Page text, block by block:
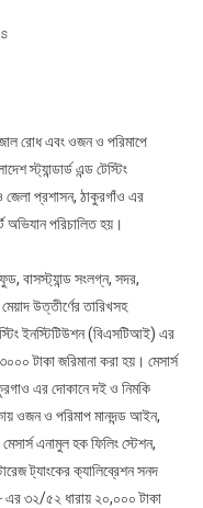
টাকা
রোধ এবং ওজন ও পরিমাপে
স্ট্যান্ডার্ড এন্ড টেস্টিং
প্রশাসন, ঠাকুরগাঁও এর
অভিযান পরিচালিত হয়।
বাসস্ট্যান্ড সংলগ্ন, সদর,
উত্তীর্ণের তারিখসহ
ইনস্টিটিউশন (বিএসটিআই) এর
টাকা জরিমানা করা হয়। মেসার্স
এর দোকানে দই ও নিমকি
ওজন ও পরিমাপ মানদন্ড আইন,
এনামুল হক ফিলিং স্টেশন,
ট‍্যাংকের ক‍্যালিব্রেশন সনদ
এর ৩২/৫২ ধারায় ২০,০০০ টাকা